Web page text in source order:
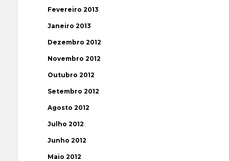
Fevereiro 2013
Janeiro 2013
Dezembro 2012
Novembro 2012
Outubro 2012
Setembro 2012
Agosto 2012
Julho 2012
Junho 2012
Maio 2012